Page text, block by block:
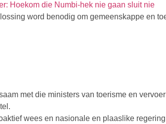
Hoekom die Numbi-hek nie gaan sluit nie
word benodig om gemeenskappe en
met die ministers van toerisme en
wees en nasionale en plaaslike